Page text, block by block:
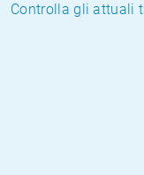
Controlla gli attuali